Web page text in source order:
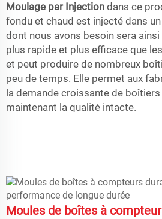
Moulage par Injection dans ce
fondu et chaud est injecté dans
dont nous avons besoin sera
plus rapide et plus efficace que
et peut produire de nombreux
peu de temps. Elle permet aux
la demande croissante de
maintenant la qualité intacte.
Moules de boîtes à